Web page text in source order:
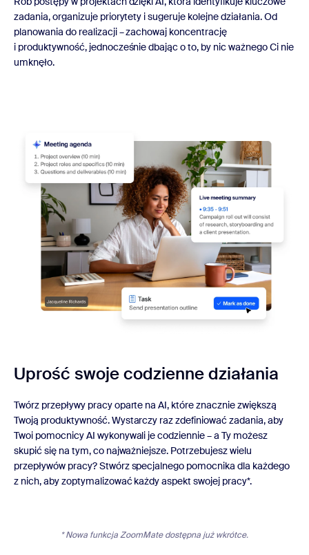
zadania, organizuje priorytety i sugeruje kolejne działania. Od
planowania do realizacji – zachowaj koncentrację
i produktywność, jednocześnie dbając o to, by nic ważnego Ci nie
umknęło.
Uprość swoje codzienne działania
Twórz przepływy pracy oparte na AI, które znacznie zwiększą
Twoją produktywność. Wystarczy raz zdefiniować zadania, aby
Twoi pomocnicy AI wykonywali je codziennie – a Ty możesz
skupić się na tym, co najważniejsze. Potrzebujesz wielu
przepływów pracy? Stwórz specjalnego pomocnika dla każdego
z nich, aby zoptymalizować każdy aspekt swojej pracy*.
* Nowa funkcja ZoomMate dostępna już wkrótce.